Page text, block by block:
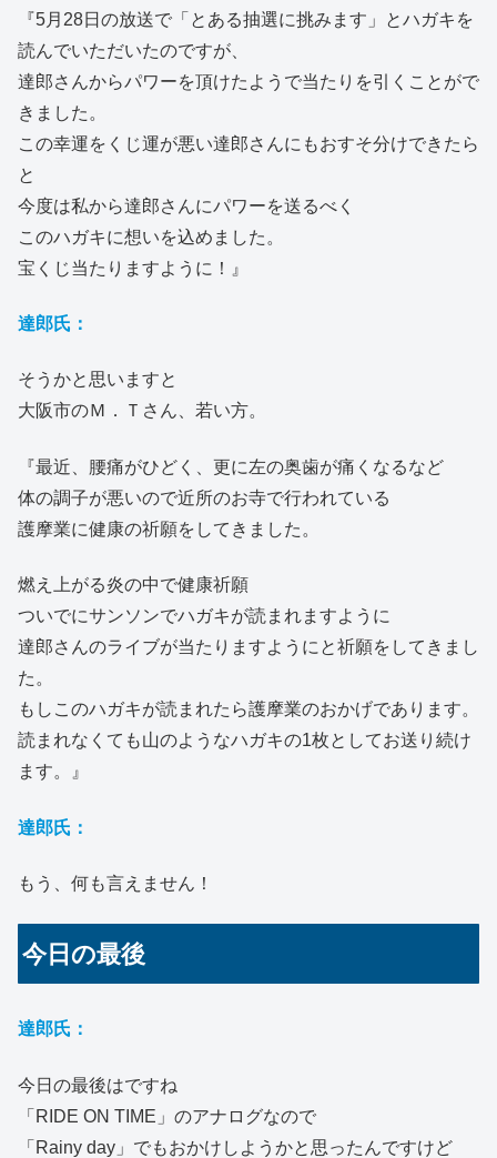
『5月28日の放送で「とある抽選に挑みます」とハガキを
読んでいただいたのですが、
達郎さんからパワーを頂けたようで当たりを引くことがで
きました。
この幸運をくじ運が悪い達郎さんにもおすそ分けできたら
と
今度は私から達郎さんにパワーを送るべく
このハガキに想いを込めました。
宝くじ当たりますように！』
達郎氏：
そうかと思いますと
大阪市のＭ．Ｔさん、若い方。
『最近、腰痛がひどく、更に左の奥歯が痛くなるなど
体の調子が悪いので近所のお寺で行われている
護摩業に健康の祈願をしてきました。
燃え上がる炎の中で健康祈願
ついでにサンソンでハガキが読まれますように
達郎さんのライブが当たりますようにと祈願をしてきまし
た。
もしこのハガキが読まれたら護摩業のおかげであります。
読まれなくても山のようなハガキの1枚としてお送り続け
ます。』
達郎氏：
もう、何も言えません！
今日の最後
達郎氏：
今日の最後はですね
「RIDE ON TIME」のアナログなので
「Rainy day」でもおかけしようかと思ったんですけど